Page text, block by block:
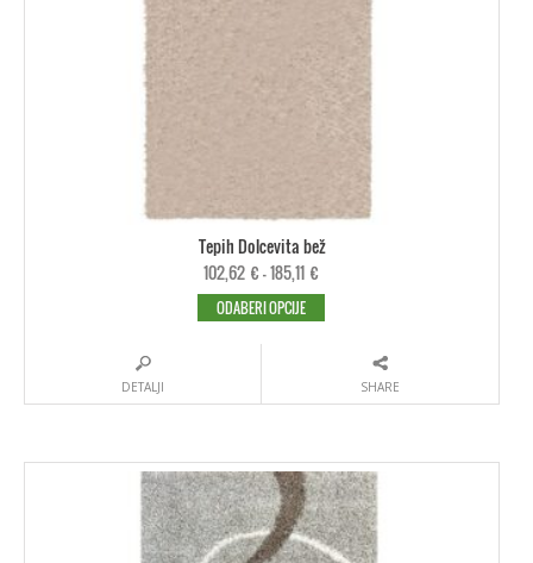
Tepih Dolcevita bež
102,62 €–185,11 €
ODABERI OPCIJE
DETALJI SHARE